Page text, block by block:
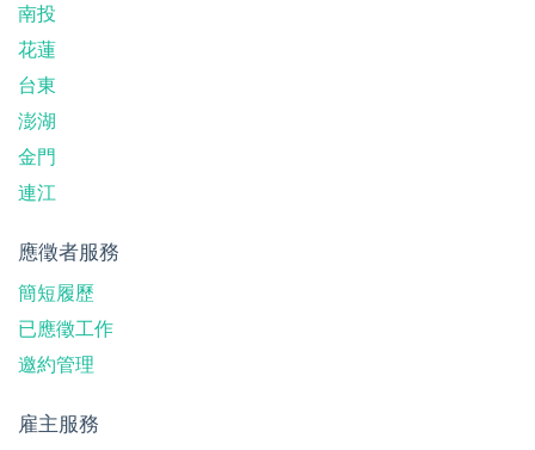
南投
花蓮
台東
澎湖
金門
連江
應徵者服務
簡短履歷
已應徵工作
邀約管理
雇主服務